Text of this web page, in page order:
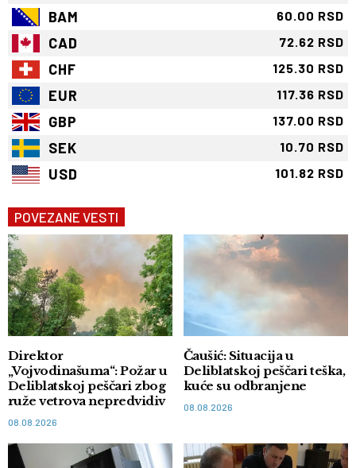
BAM 60.00 RSD
CAD 72.62 RSD
CHF 125.30 RSD
EUR 117.36 RSD
GBP 137.00 RSD
SEK 10.70 RSD
USD 101.82 RSD
POVEZANE VESTI
Direktor
„Vojvodinašuma“: Požar u
Deliblatskoj peščari zbog
ruže vetrova nepredvidiv
08.08.2026
Čaušić: Situacija u
Deliblatskoj peščari teška,
kuće su odbranjene
08.08.2026